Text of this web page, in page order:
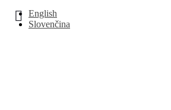
English
Slovenčina